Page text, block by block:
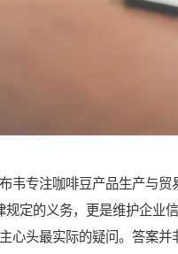
专注咖啡豆产品生产与贸
规定的义务，更是维护企业
心头最实际的疑问。答案